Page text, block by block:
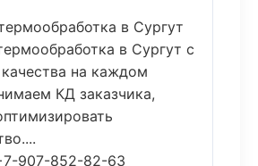
в Сургут
в Сургут с
на каждом
КД заказчика,
907-852-82-63